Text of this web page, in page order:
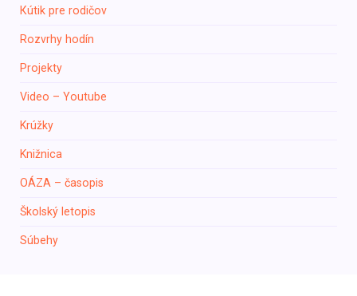
Кútik pre rodičov
Rozvrhy hodín
Projekty
Video – Youtube
Krúžky
Knižnica
ОÁZA – časopis
Školský letopis
Súbehy